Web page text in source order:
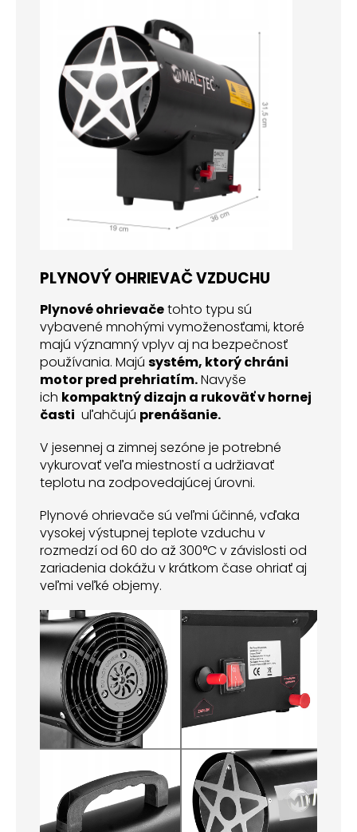
PLYNOVÝ OHRIEVAČ VZDUCHU
Plynové ohrievačetohto typu sú
vybavené mnohými vymoženosťami, ktoré
majú významný vplyv aj na bezpečnosť
používania. Majú systém, ktorý chráni
motor pred prehriatím.Navyše
ich kompaktný dizajn a rukoväť v hornej
časti uľahčujú prenášanie.
V jesennej a zimnej sezóne je potrebné
vykurovať veľa miestností a udržiavať
teplotu na zodpovedajúcej úrovni.
Plynové ohrievače sú veľmi účinné, vďaka
vysokej výstupnej teplote vzduchu v
rozmedzí od 60 do až 300°C v závislosti od
zariadenia dokážu v krátkom čase ohriať aj
veľmi veľké objemy.